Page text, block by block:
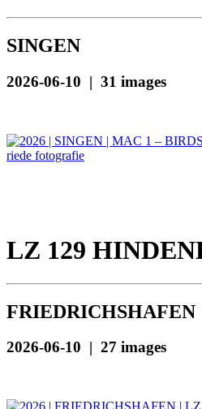
SINGEN
2026-06-10 | 31 images
LZ 129
FRIEDRICHSHAFEN
2026-06-10 | 27 images